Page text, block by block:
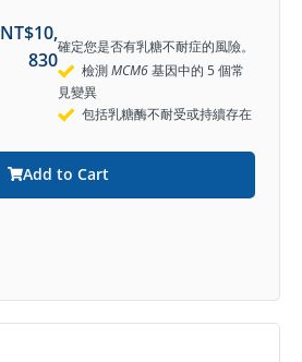
NT$10,
830
確定您是否有乳糖不耐症的風險。
檢測MCM6基因中的 5 個常
見變異
包括乳糖酶不耐受或持續存在
Add to Cart